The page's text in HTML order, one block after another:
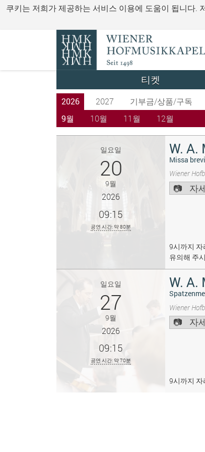
쿠키는 저희가 제공하는 서비스 이용에 도움이 됩니다.
티켓
2026 2027 기부금/상품/구독
9월
10월 11월 12월
일요일
20
9월
2026
09:15
공연 시간: 약 80분
W. A.
Missa
Wiener
자
9시까지 자
유의해 주
일요일
27
9월
2026
09:15
공연 시간: 약 70분
W. A.
Wiener
자
9시까지 자